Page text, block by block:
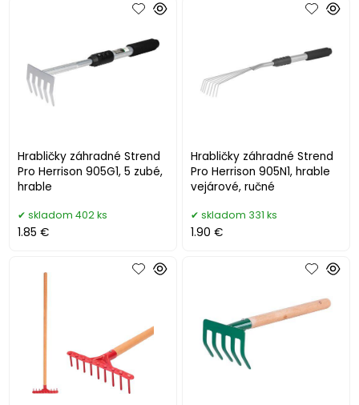
Hrabličky záhradné Strend
Pro Herrison 905G1, 5 zubé,
hrable
skladom 402 ks
1.85 €
Hrabličky záhradné Strend
Pro Herrison 905N1, hrable
vejárové, ručné
skladom 331 ks
1.90 €